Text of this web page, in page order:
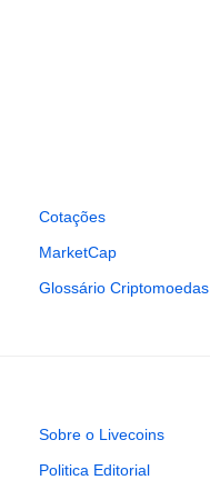
Cotações
MarketCap
Glossário Criptomoedas
Sobre o Livecoins
Politica Editorial